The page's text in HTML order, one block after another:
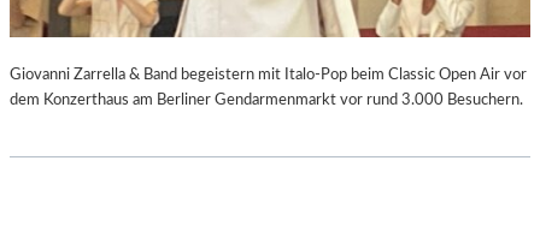
Giovanni Zarrella & Band begeistern mit Italo-Pop beim Classic Open Air vor
dem Konzerthaus am Berliner Gendarmenmarkt vor rund 3.000 Besuchern.